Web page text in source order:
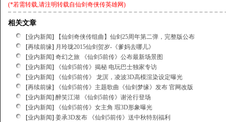
(*若需转载,请注明转载自仙剑奇侠传英雄网)
相关文章
[业内新闻]
【仙剑奇侠传组曲】仙剑25周年第二弹，完整版公布
[再续前缘] 月玲珑2015仙剑贺岁-《爹妈去哪儿》
[业内新闻] 奇幻之旅 《仙剑5前传》公布最新场景图
[业内新闻]
《仙剑5前传》揭秘 电玩巴士独家专访
[业内新闻]
《仙剑5前传》 龙溟，凌波3D高模渲染设定曝光
[再续前缘]
《仙剑5前传》主题歌曲《仙剑梦缘》发布 官网改版
[业内新闻] 醉笑江湖 《仙剑5前传》谢沧行登场
[业内新闻]
《仙剑5前传》女主角 瑕3D形象曝光
[业内新闻] 姜承3D发布 《仙剑5前传》送中秋特别福利